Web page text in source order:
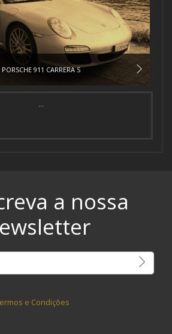
PORSCHE 911 CARRERA S
...
a nossa
e Condições